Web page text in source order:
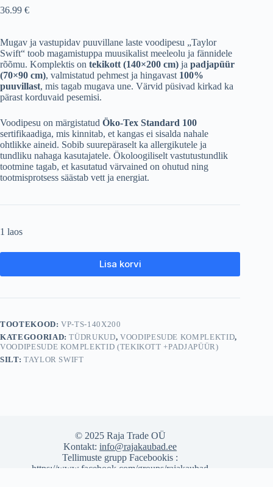
36.99 €
Mugav ja vastupidav puuvillane laste voodipesu „Taylor
Swift“ toob magamistuppa muusikalist meeleolu ja fännidele
rõõmu. Komplektis on tekikott (140×200 cm) ja padjapüür
(70×90 cm), valmistatud pehmest ja hingavast 100%
puuvillast, mis tagab mugava une. Värvid püsivad kirkad ka
pärast korduvaid pesemisi.
Voodipesu on märgistatud Öko-Tex Standard 100
sertifikaadiga, mis kinnitab, et kangas ei sisalda nahale
ohtlikke aineid. Sobib suurepäraselt ka allergikutele ja
tundliku nahaga kasutajatele. Ökoloogiliselt vastutustundlik
tootmine tagab, et kasutatud värvained on ohutud ning
tootmisprotsess säästab vett ja energiat.
1 laos
Lisa korvi
TOOTEKOOD:VP-TS-140X200
KATEGOORIAD:TÜDRUKUD, VOODIPESUDE KOMPLEKTID,
VOODIPESUDE KOMPLEKTID (TEKIKOTT +PADJAPÜÜR)
SILT: TAYLOR SWIFT
© 2025 Raja Trade OÜ
Kontakt:info@rajakaubad.ee
Tellimuste grupp Facebookis :
https://www.facebook.com/groups/rajakaubad